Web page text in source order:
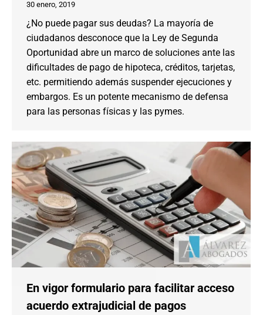
30 enero, 2019
¿No puede pagar sus deudas? La mayoría de
ciudadanos desconoce que la Ley de Segunda
Oportunidad abre un marco de soluciones ante las
dificultades de pago de hipoteca, créditos, tarjetas,
etc. permitiendo además suspender ejecuciones y
embargos. Es un potente mecanismo de defensa
para las personas físicas y las pymes.
En vigor formulario para facilitar acceso
acuerdo extrajudicial de pagos